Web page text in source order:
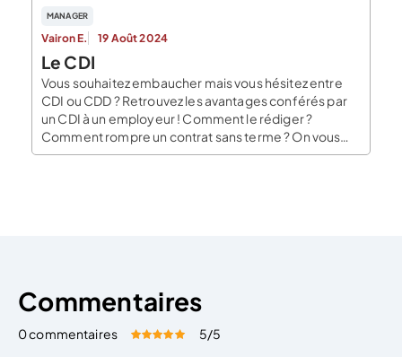
MANAGER
Vairon E. 19 Août 2024
Le CDI
Vous souhaitez embaucher mais vous hésitez entre
CDI ou CDD ? Retrouvez les avantages conférés par
un CDI à un employeur ! Comment le rédiger ?
Comment rompre un contrat sans terme ? On vous
explique tout dans notre article. Qu’est-ce qu’un
Commentaires
0 commentaires Évaluez cet article:
5/5